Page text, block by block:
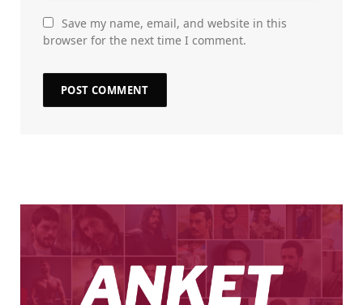
Save my name, email, and website in this
browser for the next time I comment.